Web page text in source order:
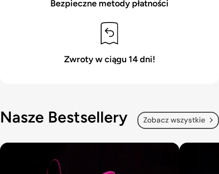
Bezpieczne metody płatności
Zwroty w ciągu 14 dni!
Nasze Bestsellery Zobacz wszystkie